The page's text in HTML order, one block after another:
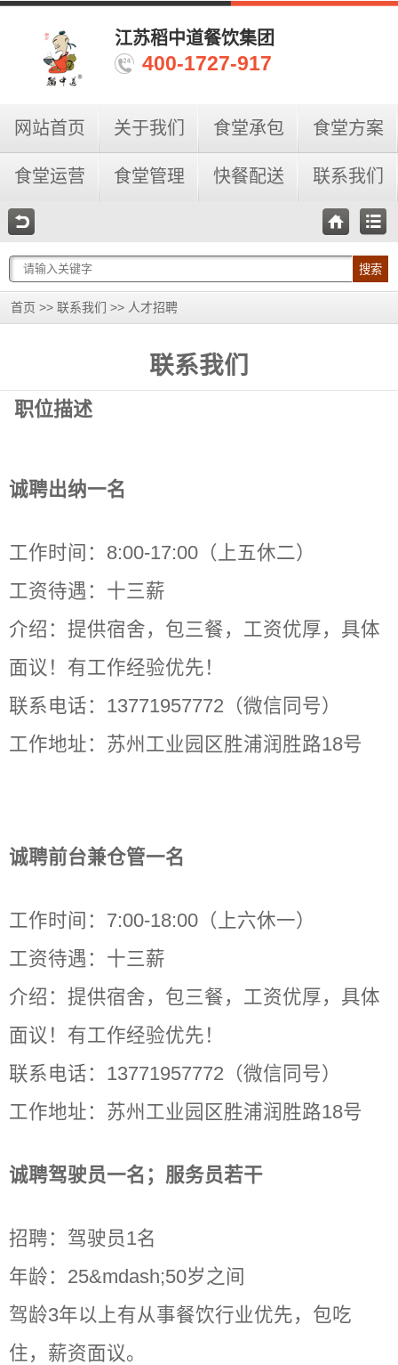
江苏稻中道餐饮集团
400-1727-917
网站首页 关于我们 食堂承包 食堂方案
食堂运营 食堂管理 快餐配送 联系我们
搜索
首页 >> 联系我们 >> 人才招聘
联系我们
职位描述
诚聘出纳一名
工作时间：8:00-17:00（上五休二）
工资待遇：十三薪
介绍：提供宿舍，包三餐，工资优厚，具体
面议！有工作经验优先！
联系电话：13771957772（微信同号）
工作地址：苏州工业园区胜浦润胜路18号
诚聘前台兼仓管一名
工作时间：7:00-18:00（上六休一）
工资待遇：十三薪
介绍：提供宿舍，包三餐，工资优厚，具体
面议！有工作经验优先！
联系电话：13771957772（微信同号）
工作地址：苏州工业园区胜浦润胜路18号
诚聘驾驶员一名；服务员若干
招聘：驾驶员1名
年龄：25&mdash;50岁之间
驾龄3年以上有从事餐饮行业优先，包吃
住，薪资面议。